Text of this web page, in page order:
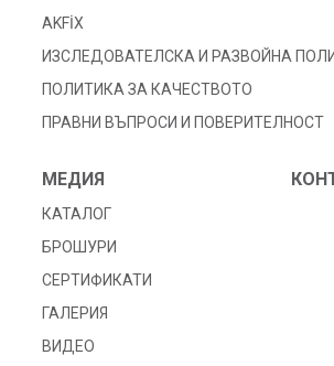
AKFİX
ИЗСЛЕДОВАТЕЛСКА И РАЗВОЙНА
ПОЛИТИКА ЗА КАЧЕСТВОТО
ПРАВНИ ВЪПРОСИ И ПОВЕРИТЕЛНОСТ
МЕДИЯ
КАТАЛОГ
БРОШУРИ
СЕРТИФИКАТИ
ГАЛЕРИЯ
ВИДЕО